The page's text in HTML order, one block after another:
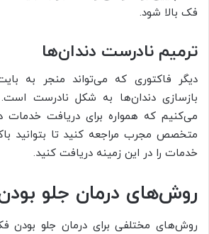
فک بالا شود.
ترمیم نادرست دندان‌ها
دیگر فاکتوری که می‌تواند منجر به
بازسازی دندان‌ها به شکل نادرست
می‌کنیم که همواره برای دریافت خدمات
متخصص مجرب مراجعه کنید تا بتوانید
خدمات را در این زمینه دریافت کنید.
روش‌های درمان جلو
روش‌های مختلفی برای درمان جلو بودن